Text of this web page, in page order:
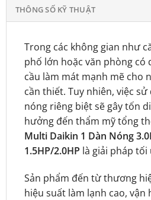
THÔNG SỐ KỸ THUẬT
Trong các không gian như
phố lớn hoặc văn phòng có
cầu làm mát mạnh mẽ cho
cần thiết. Tuy nhiên, việc
nóng riêng biệt sẽ gây tốn
hưởng đến thẩm mỹ tổng
Multi Daikin 1 Dàn Nóng
1.5HP/2.0HP là giải pháp tối
Sản phẩm đến từ thương
hiệu suất làm lạnh cao,